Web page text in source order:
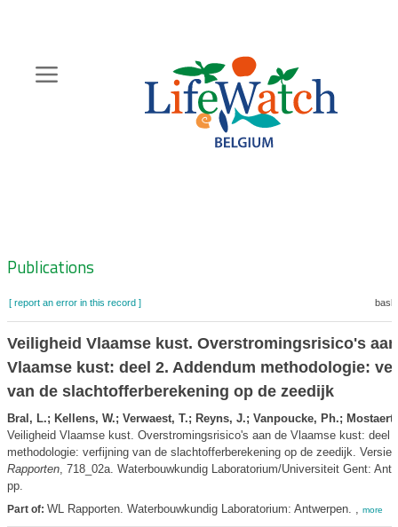
content
Zoeknavigatie
Publications
[ report an error in this record ]
Veiligheid Vlaamse kust. Overstromingsrisico's
Vlaamse kust: deel 2. Addendum methodologie:
van de slachtofferberekening op de zeedijk
Bral, L.; Kellens, W.; Verwaest, T.; Reyns, J.; Vanpoucke, Ph.;
Veiligheid Vlaamse kust. Overstromingsrisico's aan de Vlaamse kust: deel
methodologie: verfijning van de slachtofferberekening op de zeedijk. Versie
Rapporten, 718_02a. Waterbouwkundig Laboratorium/Universiteit Gent:
pp.
Part of: WL Rapporten. Waterbouwkundig Laboratorium: Antwerpen. , more